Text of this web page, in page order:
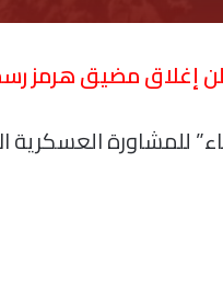
إغلاق مضيق هرمز
للمشاورة